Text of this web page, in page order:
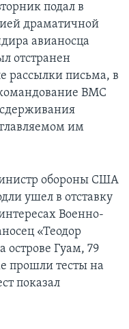
подал в
драматичной
авианосца
отстранен
рассылки письма, в
ВМС
им
обороны США
ушел в отставку
Военно-
«Теодор
острове Гуам, 79
прошли тесты на
показал